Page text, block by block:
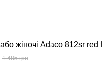
жіночі Adaco 812sr red
1 485 грн